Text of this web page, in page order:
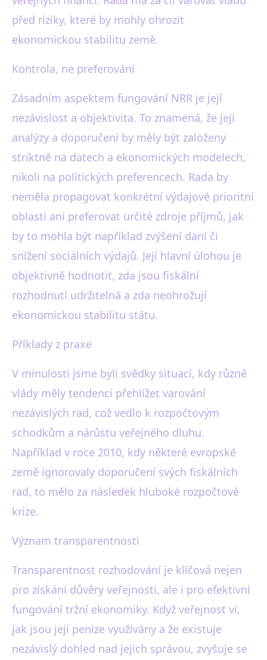
před riziky, které by mohly ohrozit
ekonomickou stabilitu země.
Kontrola, ne preferování
Zásadním aspektem fungování NRR je její
nezávislost a objektivita. To znamená, že její
analýzy a doporučení by měly být založeny
striktně na datech a ekonomických modelech,
nikoli na politických preferencech. Rada by
neměla propagovat konkrétní výdajové prioritní
oblasti ani preferovat určité zdroje příjmů, jak
by to mohla být například zvýšení daní či
snížení sociálních výdajů. Její hlavní úlohou je
objektivně hodnotit, zda jsou fiskální
rozhodnutí udržitelná a zda neohrožují
ekonomickou stabilitu státu.
Příklady z praxe
V minulosti jsme byli svědky situací, kdy různé
vlády měly tendenci přehlížet varování
nezávislých rad, což vedlo k rozpočtovým
schodkům a nárůstu veřejného dluhu.
Například v roce 2010, kdy některé evropské
země ignorovaly doporučení svých fiskálních
rad, to mělo za následek hluboké rozpočtové
krize.
Význam transparentnosti
Transparentnost rozhodování je klíčová nejen
pro získání důvěry veřejnosti, ale i pro efektivní
fungování tržní ekonomiky. Když veřejnost ví,
jak jsou její peníze využívány a že existuje
nezávislý dohled nad jejich správou, zvyšuje se